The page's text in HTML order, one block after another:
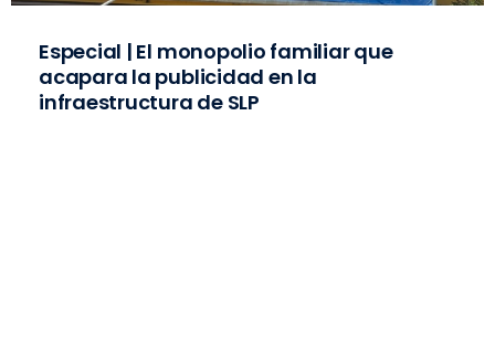
Especial | El monopolio familiar que
acapara la publicidad en la
infraestructura de SLP